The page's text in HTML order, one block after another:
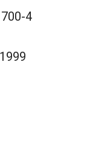
4